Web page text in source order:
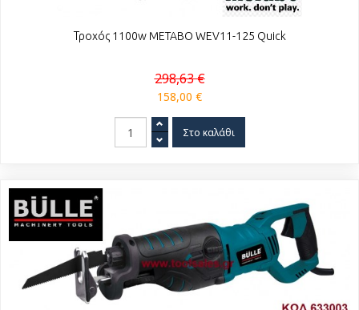
Τροχός 1100w METABO WEV11-125 Quick
298,63 €
158,00 €